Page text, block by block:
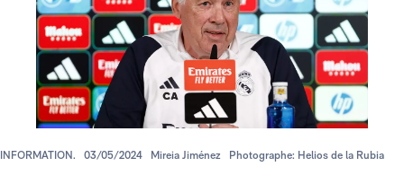
INFORMATION. 03/05/2024 Mireia Jiménez Photographe: Helios de la Rubia